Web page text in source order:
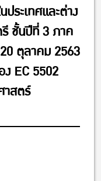
ระเทศและต่าง
ชั้นปีที่ 3 ภาค
ตุลาคม 2563
EC 5502
สตร์